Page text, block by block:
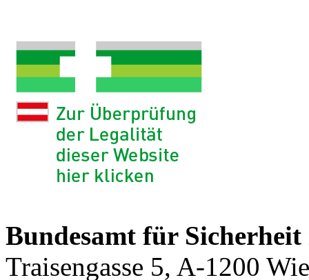
Bundesamt für Sicherheit
Traisengasse 5, A-1200